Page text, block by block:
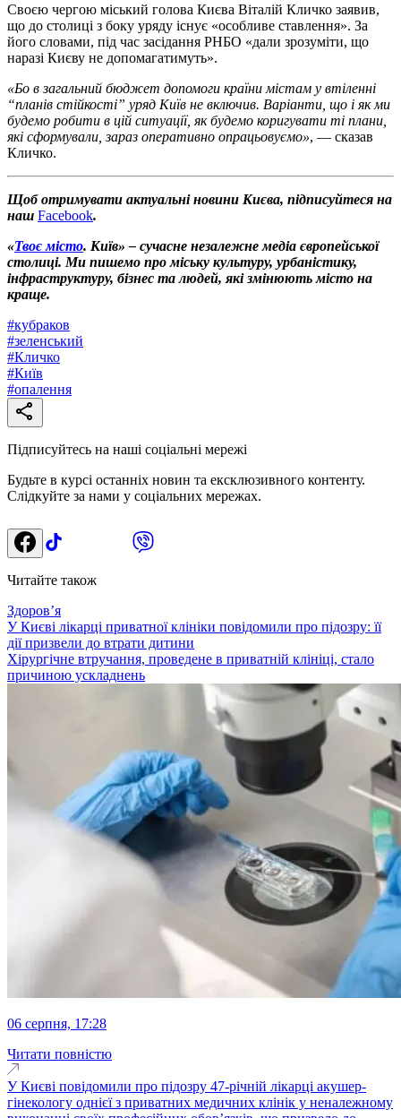
Своєю чергою міський голова Києва Віталій Кличко заявив,
що до столиці з боку уряду існує «особливе ставлення». За
його словами, під час засідання РНБО «дали зрозуміти, що
наразі Києву не допомагатимуть».
«Бо в загальний бюджет допомоги країни містам у втіленні
“планів стійкості” уряд Київ не включив. Варіанти, що і як ми
будемо робити в цій ситуації, як будемо коригувати ті плани,
які сформували, зараз оперативно опрацьовуємо», — сказав
Кличко.
Щоб отримувати актуальні новини Києва, підписуйтеся на
наш Facebook.
«Твоє місто. Київ» – сучасне незалежне медіа європейської
столиці. Ми пишемо про міську культуру, урбаністику,
інфраструктуру, бізнес та людей, які змінюють місто на
краще.
#кубраков
#зеленський
#Кличко
#Київ
#опалення
Підписуйтесь на наші соціальні мережі
Будьте в курсі останніх новин та ексклюзивного контенту.
Слідкуйте за нами у соціальних мережах.
Читайте також
Здоровʼя
У Києві лікарці приватної клініки повідомили про підозру: її
дії призвели до втрати дитини
Хірургічне втручання, проведене в приватній клініці, стало
причиною ускладнень
06 серпня, 17:28
Читати повністю
У Києві повідомили про підозру 47-річній лікарці акушер-
гінекологу однієї з приватних медичних клінік у неналежному